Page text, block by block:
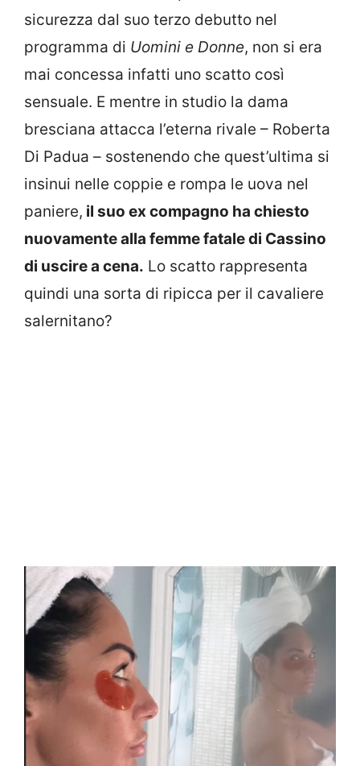
sicurezza dal suo terzo debutto nel
programma di Uomini e Donne, non si era
mai concessa infatti uno scatto così
sensuale. E mentre in studio la dama
bresciana attacca l’eterna rivale – Roberta
Di Padua – sostenendo che quest’ultima si
insinui nelle coppie e rompa le uova nel
paniere, il suo ex compagno ha chiesto
nuovamente alla femme fatale di Cassino
di uscire a cena. Lo scatto rappresenta
quindi una sorta di ripicca per il cavaliere
salernitano?